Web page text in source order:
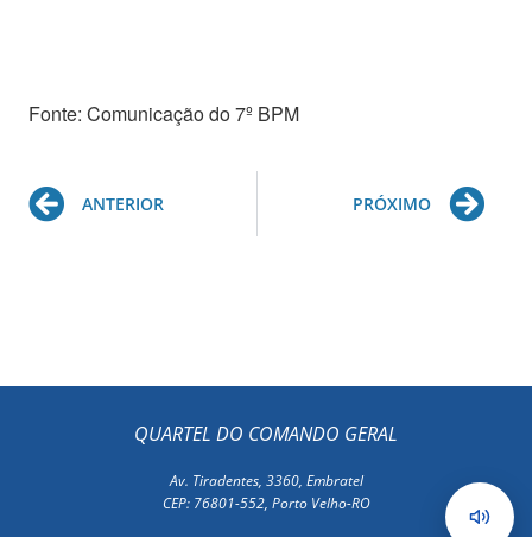
Fonte: Comunicação do 7º BPM
Prev
ANTERIOR PRÓXIMO
QUARTEL DO COMANDO GERAL
Av. Tiradentes, 3360, Embratel
CEP: 76801-552, Porto Velho-RO